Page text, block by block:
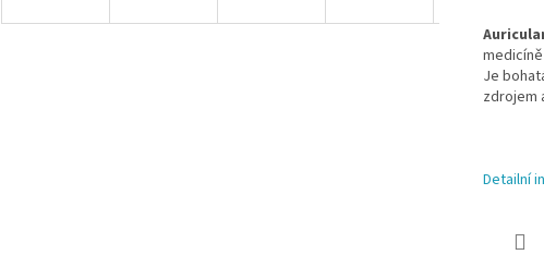
Je
zdrojem
Detailní